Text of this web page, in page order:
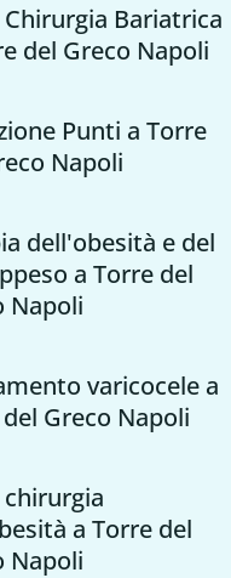
Bariatrica
del Greco Napoli
Punti a Torre
Napoli
dell'obesità e del
a Torre del
Napoli
varicocele a
Greco Napoli
a Torre del
Napoli